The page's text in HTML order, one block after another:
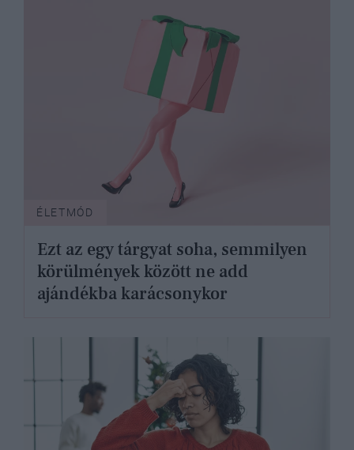
ÉLETMÓD
Ezt az egy tárgyat soha, semmilyen
körülmények között ne add
ajándékba karácsonykor